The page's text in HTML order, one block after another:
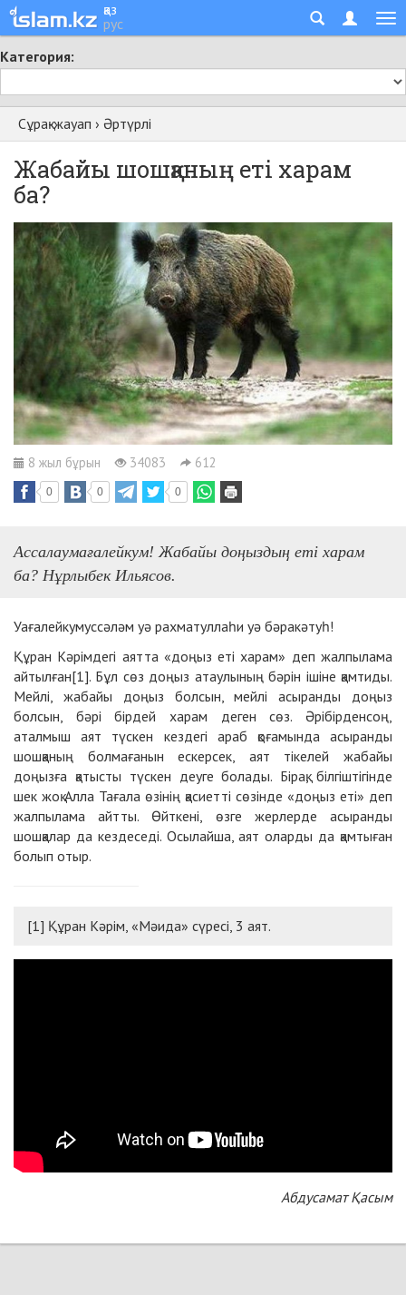
қаз
рус
Категория:
Сұрақ-жауап › Әртүрлі
Жабайы шошқаның еті харам
ба?
8 жыл бұрын 34083 612
0 0 0
Ассалаумағалейкум! Жабайы доңыздың еті харам
ба? Нұрлыбек Ильясов.
Уағалейкумуссәләм уә рахматуллаһи уә бәракәтуһ!
Құран Кәрімдегі аятта «доңыз еті харам» деп жалпылама
айтылған[1]. Бұл сөз доңыз атаулының бәрін ішіне қамтиды.
Мейлі, жабайы доңыз болсын, мейлі асыранды доңыз
болсын, бәрі бірдей харам деген сөз. Әрібірденсоң,
аталмыш аят түскен кездегі араб қоғамында асыранды
шошқаның болмағанын ескерсек, аят тікелей жабайы
доңызға қатысты түскен деуге болады. Бірақ, білгіштігінде
шек жоқ Алла Тағала өзінің қасиетті сөзінде «доңыз еті» деп
жалпылама айтты. Өйткені, өзге жерлерде асыранды
шошқалар да кездеседі. Осылайша, аят оларды да қамтыған
болып отыр.
[1] Құран Кәрім, «Мәида» сүресі, 3 аят.
Абдусамат Қасым